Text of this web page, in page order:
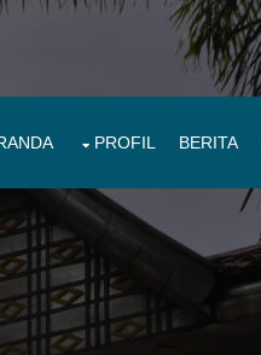
PROFIL BERITA